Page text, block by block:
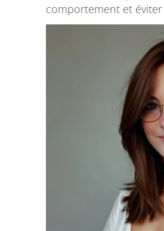
comportement et